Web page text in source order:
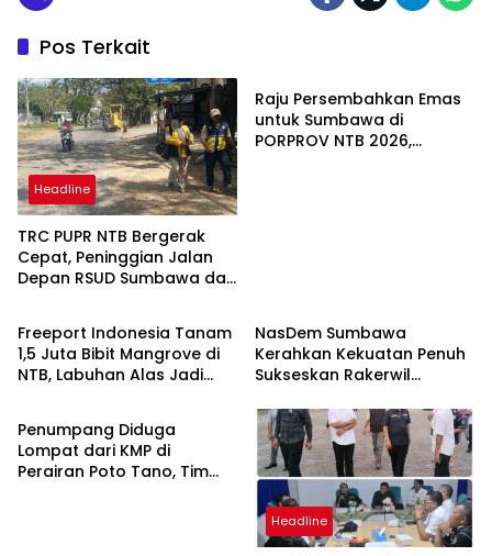
Pos Terkait
Headline
TRC PUPR NTB Bergerak
Cepat, Peninggian Jalan
Depan RSUD Sumbawa dan
Raju Persembahkan Emas
untuk Sumbawa di
PORPROV NTB 2026,
Headline
Freeport Indonesia Tanam
1,5 Juta Bibit Mangrove di
NTB, Labuhan Alas Jadi
NasDem Sumbawa
Kerahkan Kekuatan Penuh
Sukseskan Rakerwil
Headline
Penumpang Diduga
Lompat dari KMP di
Perairan Poto Tano, Tim
Headline